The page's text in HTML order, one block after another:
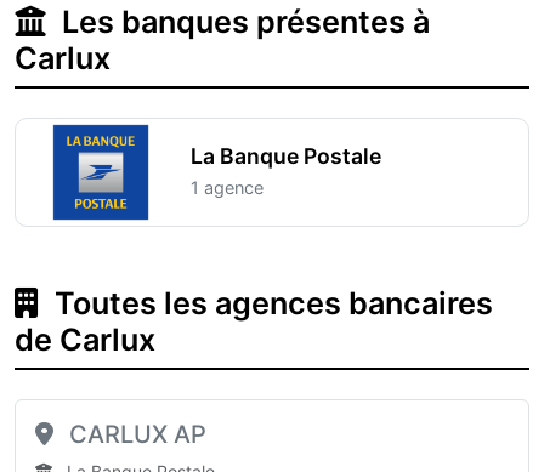
Les banques présentes à
Carlux
La Banque Postale
1 agence
Toutes les agences bancaires
de Carlux
CARLUX AP